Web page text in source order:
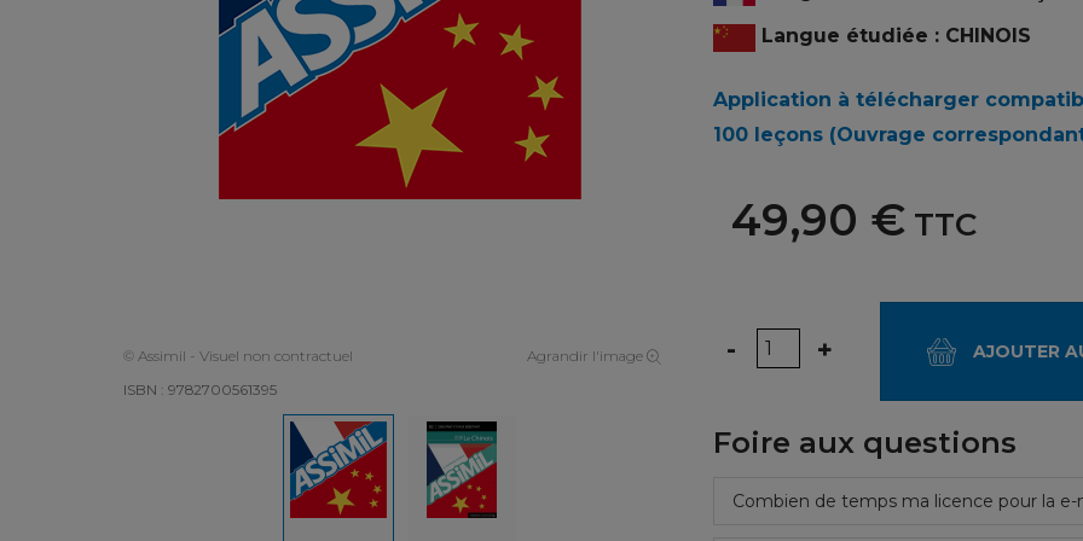
© Assimil - Visuel non contractuel
Agrandir l'image
ISBN : 9782700561395
Langue étudiée : CHINOIS
Application à télécharger
100 leçons (Ouvrage
49,90 €TTC
Quantité
- + AJOUTER
Foire aux questions
Combien de temps ma licence pour la